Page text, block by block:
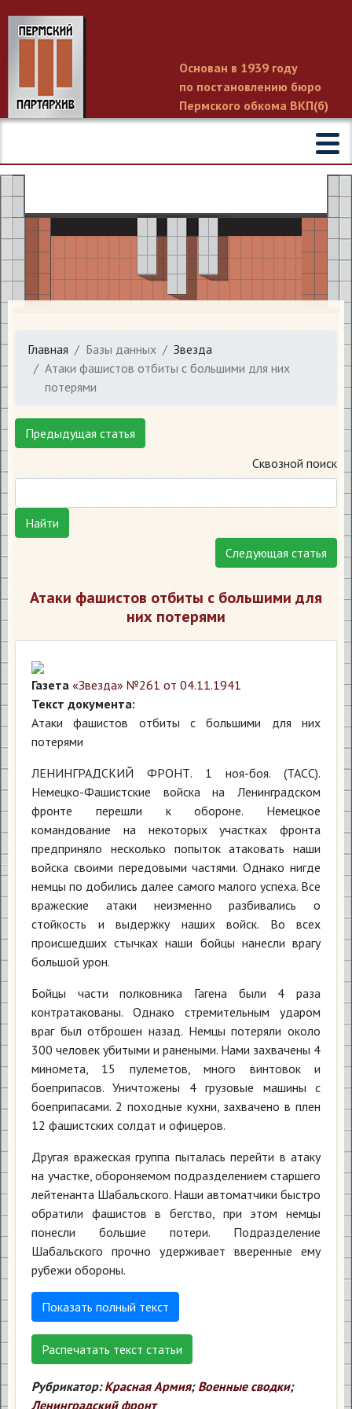
Основан в 1939 году
по постановлению бюро
Пермского обкома ВКП(б)
Главная Базы данных
Звезда
Атаки фашистов отбиты с большими для них
потерями
Предыдущая статья
Сквозной поиск
Найти
Следующая статья
Атаки фашистов отбиты с большими для
них потерями
Газета «Звезда» №261 от 04.11.1941
Текст документа:
Атаки фашистов отбиты с большими для них
потерями
ЛЕНИНГРАДСКИЙ ФРОНТ. 1 ноя-боя. (ТАСС).
Немецко-Фашистские войска на Ленинградском
фронте перешли к обороне. Немецкое
командование на некоторых участках фронта
предприняло несколько попыток атаковать наши
войска своими передовыми частями. Однако нигде
немцы по добились далее самого малого успеха. Все
вражеские атаки неизменно разбивались о
стойкость и выдержку наших войск. Во всех
происшедших стычках наши бойцы нанесли врагу
большой урон.
Бойцы части полковника Гагена были 4 раза
контратакованы. Однако стремительным ударом
враг был отброшен назад. Немцы потеряли около
300 человек убитыми и ранеными. Нами захвачены 4
миномета, 15 пулеметов, много винтовок и
боеприпасов. Уничтожены 4 грузовые машины с
боеприпасами. 2 походные кухни, захвачено в плен
12 фашистских солдат и офицеров.
Другая вражеская группа пыталась перейти в атаку
на участке, обороняемом подразделением старшего
лейтенанта Шабальского. Наши автоматчики быстро
обратили фашистов в бегство, при этом немцы
понесли большие потери. Подразделение
Шабальского прочно удерживает вверенные ему
рубежи обороны.
Показать полный текст
Распечатать текст статьи
Рубрикатор: Красная Армия; Военные сводки;
Ленинградский фронт